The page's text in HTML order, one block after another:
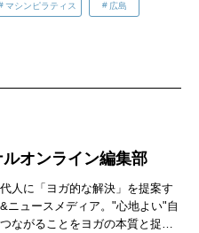
マシンピラティス 広島
オンライン編集部
人に「ヨガ的な解決」を提案す
ニュースメディア。"心地よい"自
ながることをヨガの本質と捉